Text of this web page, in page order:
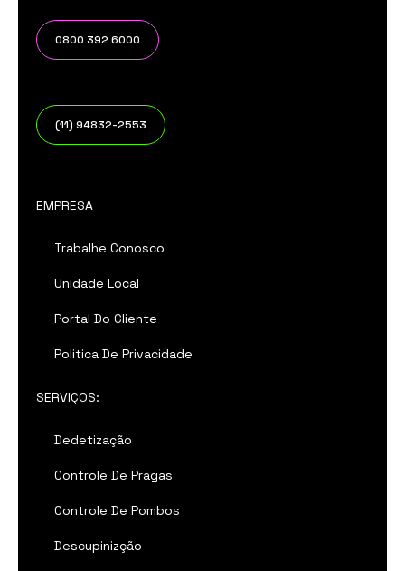
0800 392 6000
(11) 94832-2553
EMPRESA
Trabalhe Conosco
Unidade Local
Portal Do Cliente
Politica De Privacidade
SERVIÇOS:
Dedetização
Controle De Pragas
Controle De Pombos
Descupinizção